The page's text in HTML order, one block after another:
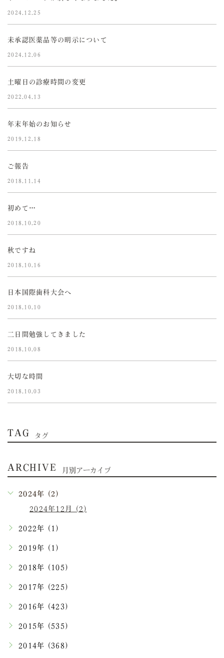
2024.12.25
未承認医薬品等の明示について
2024.12.06
土曜日の診療時間の変更
2022.04.13
年末年始のお知らせ
2019.12.18
ご報告
2018.11.14
初めて…
2018.10.20
秋ですね
2018.10.16
日本国際歯科大会へ
2018.10.10
二日間勉強してきました
2018.10.08
大切な時間
2018.10.03
TAG タグ
ARCHIVE 月別アーカイブ
2024年 (2)
2024年12月 (2)
2022年 (1)
2019年 (1)
2018年 (105)
2017年 (225)
2016年 (423)
2015年 (535)
2014年 (368)